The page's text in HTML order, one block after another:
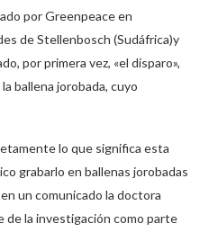
por Greenpeace en
de Stellenbosch (Sudáfrica)y
por primera vez, «el disparo»,
ballena jorobada, cuyo
lo que significa esta
grabarlo en ballenas jorobadas
un comunicado la doctora
de la investigación como parte